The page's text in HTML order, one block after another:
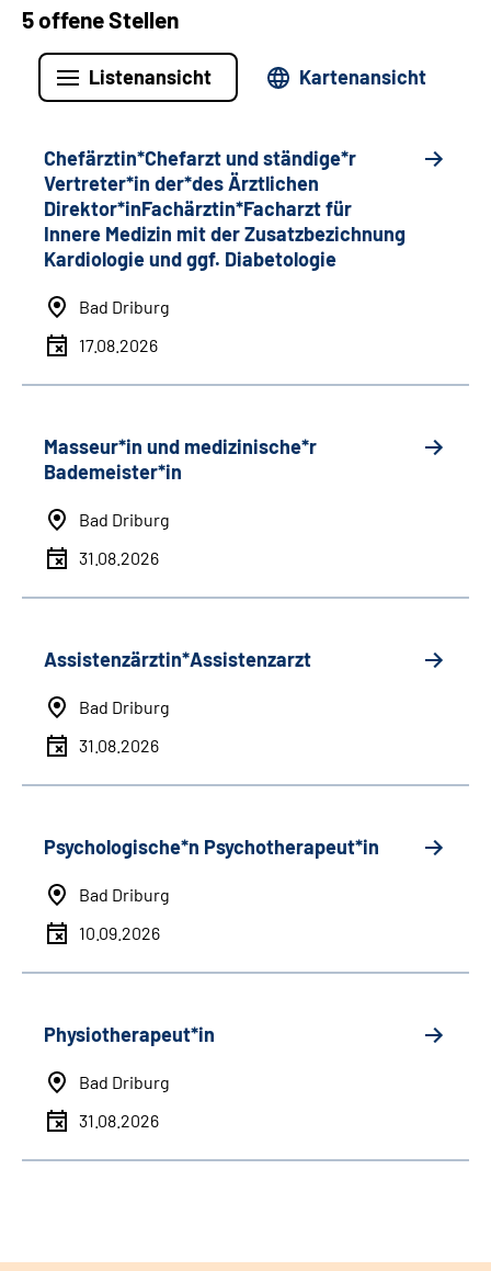
5 offene Stellen
Listenansicht Kartenansicht
Chefärztin*Chefarzt und ständige*r
Vertreter*in der*des Ärztlichen
Direktor*inFachärztin*Facharzt für
Innere Medizin mit der Zusatzbezichnung
Kardiologie und ggf. Diabetologie
Bad Driburg
17.08.2026
Masseur*in und medizinische*r
Bademeister*in
Bad Driburg
31.08.2026
Assistenzärztin*Assistenzarzt
Bad Driburg
31.08.2026
Psychologische*n Psychotherapeut*in
Bad Driburg
10.09.2026
Physiotherapeut*in
Bad Driburg
31.08.2026